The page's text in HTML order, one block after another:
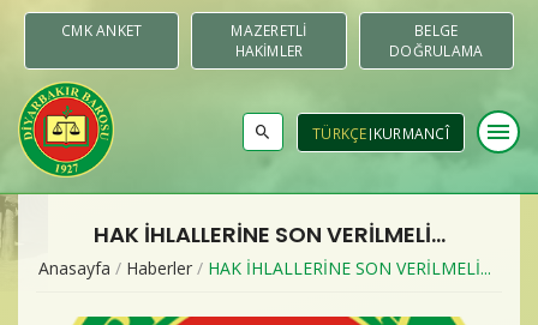
CMK ANKET
MAZERETLI
HAKIMLER
BELGE
DOĞRULAMA
TÜRKÇE KURMANCÎ menu
Merkezler & Komisyonlar
HAK İHLALLERİNE SON VERİLMELİ...
Anasayfa / Haberler / HAK İHLALLERİNE SON VERİLMELİ...